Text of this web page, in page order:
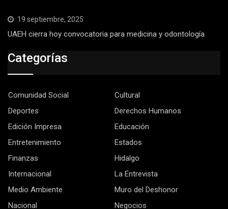
19 septiembre, 2025
UAEH cierra hoy convocatoria para medicina y odontología
Categorías
Comunidad Social
Cultural
Deportes
Derechos Humanos
Edición Impresa
Educación
Entretenimiento
Estados
Finanzas
Hidalgo
Internacional
La Entrevista
Medio Ambiente
Muro del Deshonor
Nacional
Negocios